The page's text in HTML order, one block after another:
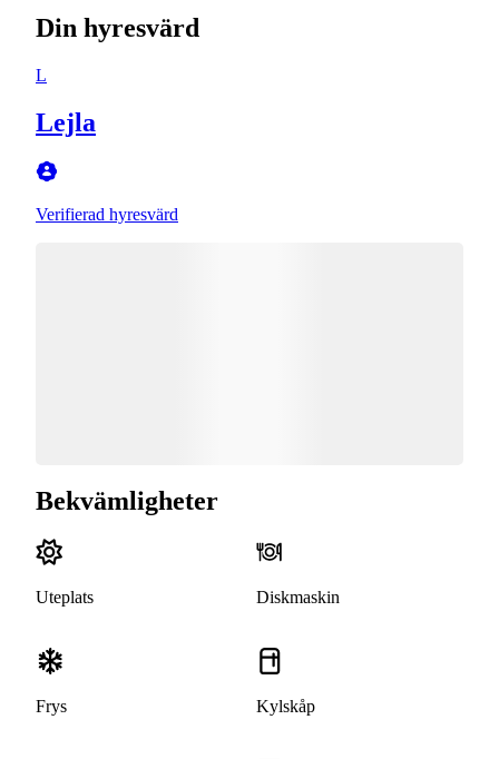
Din hyresvärd
L
Lejla
Verifierad hyresvärd
Bekvämligheter
Uteplats Diskmaskin
Frys Kylskåp